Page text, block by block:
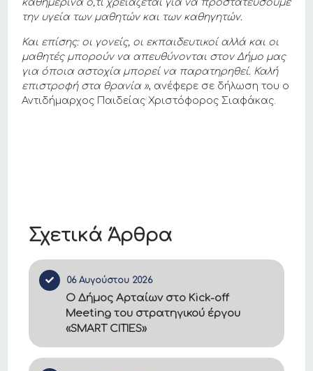
Σχετικά Άρθρα
06 Αυγούστου 2026
Ο Δήμος Αρταίων στο Kick-off
Meeting του στρατηγικού έργου
«SMART CITIES»
καθημερινά ό,τι χρειάζεται για να προστατεύσουμε
την υγεία των μαθητών και των καθηγητών.
Και επίσης: οι γονείς, οι εκπαιδευτικοί αλλά και οι
μαθητές μπορούν να απευθύνονται στον Δήμο μας
για όποια αστοχία μπορεί να παρατηρηθεί. Καλή
επιστροφή στα θρανία », ανέφερε σε δήλωση του ο
Αντιδήμαρχος Παιδείας Χριστόφορος Σιαφάκας.